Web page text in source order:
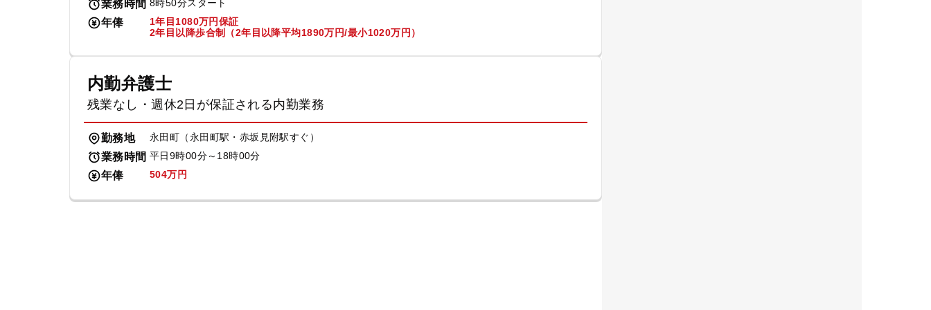
業務時間 8時50分スタート
年俸
1年目1080万円保証
2年目以降歩合制（2年目以降平均1890万円/最小1020万円）
内勤弁護士
残業なし・週休2日が保証される内勤業務
勤務地 永田町（永田町駅・赤坂見附駅すぐ）
業務時間 平日9時00分～18時00分
年俸 504万円